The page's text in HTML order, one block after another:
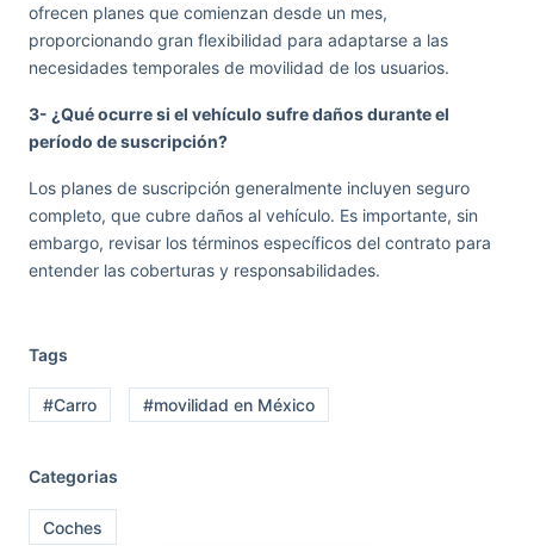
ofrecen planes que comienzan desde un mes,
proporcionando gran flexibilidad para adaptarse a las
necesidades temporales de movilidad de los usuarios.
3- ¿Qué ocurre si el vehículo sufre daños durante el
período de suscripción?
Los planes de suscripción generalmente incluyen seguro
completo, que cubre daños al vehículo. Es importante, sin
embargo, revisar los términos específicos del contrato para
entender las coberturas y responsabilidades.
Tags
#Carro #movilidad en México
Categorias
Coches